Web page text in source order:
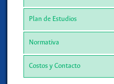
Plan de Estudios
Normativa
Costos y Contacto